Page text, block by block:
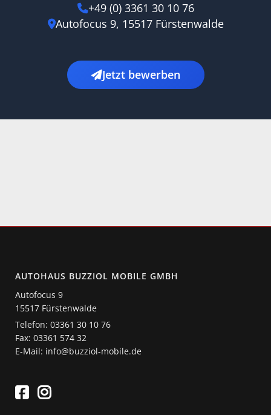
+49 (0) 3361 30 10 76
Autofocus 9, 15517 Fürstenwalde
Jetzt bewerben
AUTOHAUS BUZZIOL MOBILE GMBH
Autofocus 9
15517 Fürstenwalde
Telefon: 03361 30 10 76
Fax: 03361 574 32
E-Mail: info@buzziol-mobile.de